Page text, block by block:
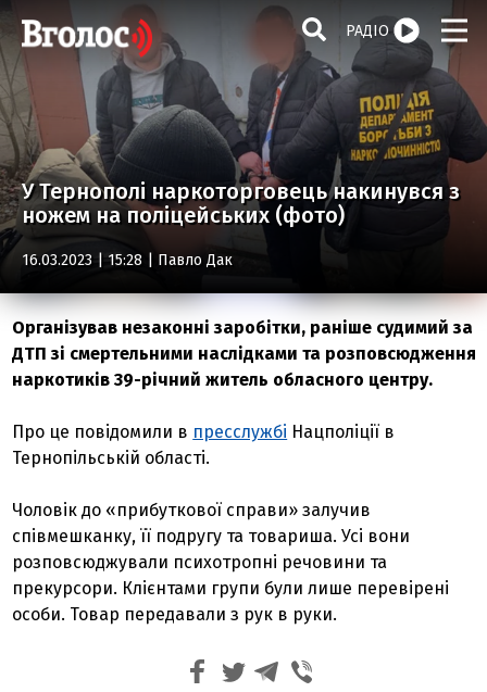
РАДІО
У Тернополі наркоторговець накинувся з
ножем на поліцейських (фото)
16.03.2023 | 15:28 | Павло Дак
Організував незаконні заробітки, раніше судимий за
ДТП зі смертельними наслідками та розповсюдження
наркотиків 39-річний житель обласного центру.
Про це повідомили в пресслужбі Нацполіції в
Тернопільській області.
Чоловік до «прибуткової справи» залучив
співмешканку, її подругу та товариша. Усі вони
розповсюджували психотропні речовини та
прекурсори. Клієнтами групи були лише перевірені
особи. Товар передавали з рук в руки.